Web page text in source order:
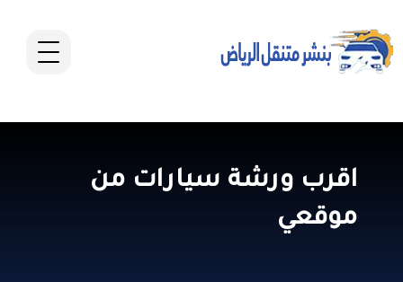
اقرب ورشة سيارات من
موقعي